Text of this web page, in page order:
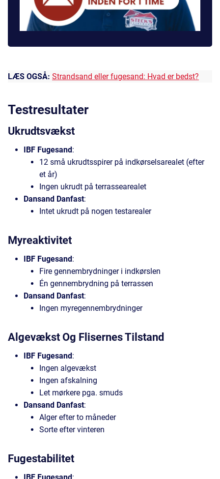
LÆS OGSÅ: Strandsand eller fugesand: Hvad er bedst?
Testresultater
Ukrudtsvækst
IBF Fugesand :
12 små ukrudtsspirer på indkørselsarealet (efter
et år)
Ingen ukrudt på terrassearealet
Dansand Danfast:
Intet ukrudt på nogen testarealer
Myreaktivitet
IBF Fugesand :
Fire gennembrydninger i indkørslen
Én gennembrydning på terrassen
Dansand Danfast:
Ingen myregennembrydninger
Algevækst Og Flisernes Tilstand
IBF Fugesand :
Ingen algevækst
Ingen afskalning
Let mørkere pga. smuds
Dansand Danfast:
Alger efter to måneder
Sorte efter vinteren
Fugestabilitet